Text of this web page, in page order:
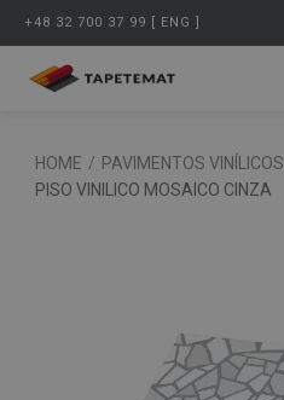
+48 32 700 37 99 [ ENG ]
HOME / PAVIMENTOS VINÍLICOS
PISO VINILICO MOSAICO CINZA